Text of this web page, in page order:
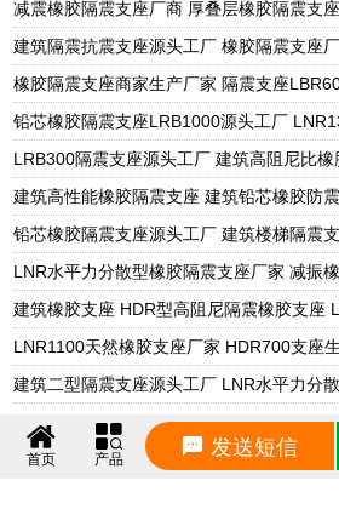
首页 产品 发送短信
声明：本站部分内容来自互联网，并已注明转载来源，若